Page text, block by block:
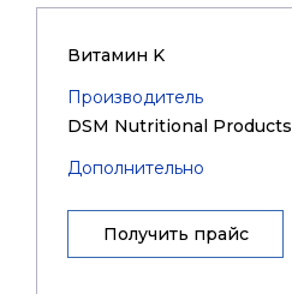
Витамин K
Производитель
DSM Nutritional Products
Дополнительно
Получить прайс